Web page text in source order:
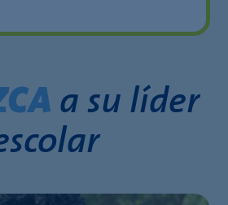
a su líder